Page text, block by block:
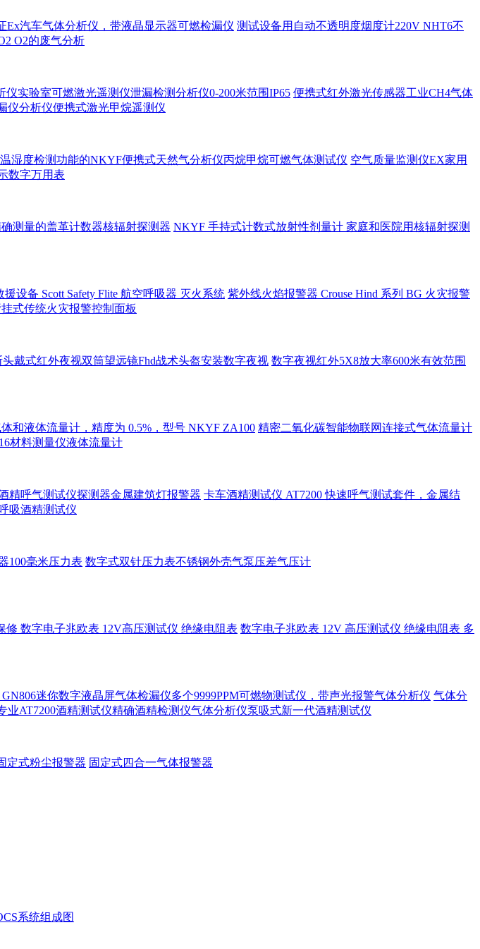
Ex汽车气体分析仪，带液晶显示器可燃检漏仪 测试设备用自动不透明度烟度计220V NHT6不
O2的废气分析
仪实验室可燃激光遥测仪泄漏检测分析仪0-200米范围IP65 便携式红外激光传感器工业CH4气体
仪分析仪便携式激光甲烷遥测仪
湿度检测功能的NKYF便携式天然气分析仪丙烷甲烷可燃气体测试仪 空气质量监测仪EX家用
数字万用表
测量的盖革计数器核辐射探测器 NKYF 手持式计数式放射性剂量计 家庭和医院用核辐射探测
援设备 Scott Safety Flite 航空呼吸器 灭火系统 紫外线火焰报警器 Crouse Hind 系列 BG 火灾报警
式传统火灾报警控制面板
头戴式红外夜视双筒望远镜Fhd战术头盔安装数字夜视 数字夜视红外5X8放大率600米有效范围
和液体流量计，精度为 0.5%，型号 NKYF ZA100 精密二氧化碳智能物联网连接式气体流量计
材料测量仪液体流量计
酒精呼气测试仪探测器金属建筑灯报警器 卡车酒精测试仪 AT7200 快速呼气测试套件，金属结
吸酒精测试仪
100毫米压力表 数字式双针压力表不锈钢外壳气泵压差气压计
修 数字电子兆欧表 12V高压测试仪 绝缘电阻表 数字电子兆欧表 12V 高压测试仪 绝缘电阻表 多
迷你数字液晶屏气体检漏仪多个9999PPM可燃物测试仪，带声光报警气体分析仪 气体分
业AT7200酒精测试仪精确酒精检测仪气体分析仪泵吸式新一代酒精测试仪
定式粉尘报警器 固定式四合一气体报警器
系统组成图